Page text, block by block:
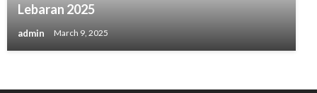
Lebaran 2025
admin March 9, 2025